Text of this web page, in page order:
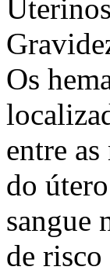
Os
entre
do
sangue
de